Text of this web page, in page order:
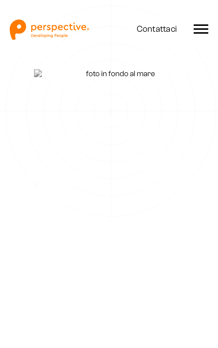
Contattaci